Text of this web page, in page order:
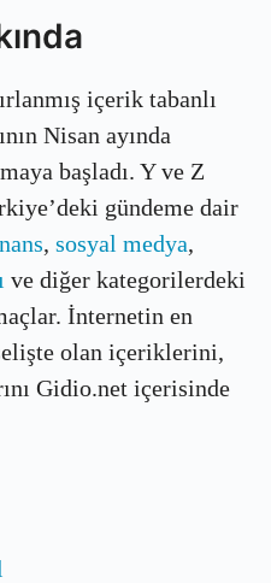
içerik tabanlı
Nisan ayında
başladı. Y ve Z
gündeme dair
, sosyal medya,
ve diğer kategorilerdeki
İnternetin en
olan içeriklerini,
Gidio.net içerisinde